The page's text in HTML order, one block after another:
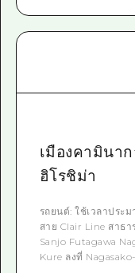
เมืองคามินา
ฮิโรชิม่า
รถยนต์: ใช้เวลาประ
สาย Clair Line สาธ
Sanjo Futagawa
Kure ลงที่